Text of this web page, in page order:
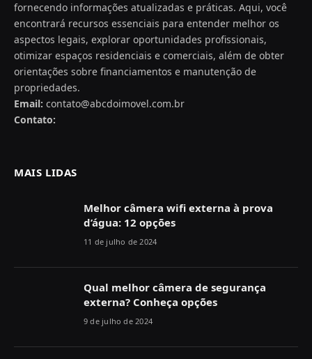
fornecendo informações atualizadas e práticas. Aqui, você
encontrará recursos essenciais para entender melhor os
aspectos legais, explorar oportunidades profissionais,
otimizar espaços residenciais e comerciais, além de obter
orientações sobre financiamentos e manutenção de
propriedades.
Email: contato@abcdoimovel.com.br
Contato:
MAIS LIDAS
Melhor câmera wifi externa à prova
d’água: 12 opções
11 de julho de 2024
Qual melhor câmera de segurança
externa? Conheça opções
9 de julho de 2024